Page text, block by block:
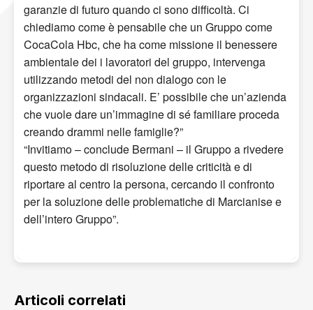
garanzie di futuro quando ci sono difficoltà. Ci
chiediamo come è pensabile che un Gruppo come
CocaCola Hbc, che ha come missione il benessere
ambientale dei i lavoratori del gruppo, intervenga
utilizzando metodi del non dialogo con le
organizzazioni sindacali. E’ possibile che un’azienda
che vuole dare un’immagine di sé familiare proceda
creando drammi nelle famiglie?”
“Invitiamo – conclude Bermani – il Gruppo a rivedere
questo metodo di risoluzione delle criticità e di
riportare al centro la persona, cercando il confronto
per la soluzione delle problematiche di Marcianise e
dell’intero Gruppo”.
Articoli correlati